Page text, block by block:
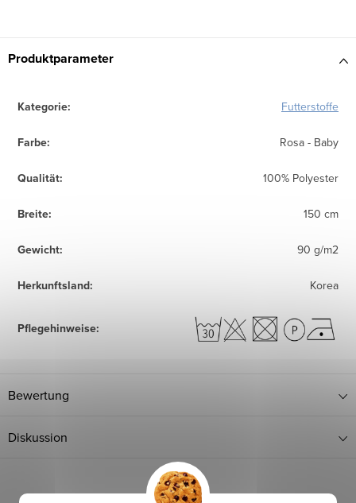
Produktparameter
Kategorie: Futterstoffe
Farbe: Rosa - Baby
Qualität: 100% Polyester
Breite: 150 cm
Gewicht: 90 g/m2
Herkunftsland: Korea
Pflegehinweise:
Bewertung
Diskussion